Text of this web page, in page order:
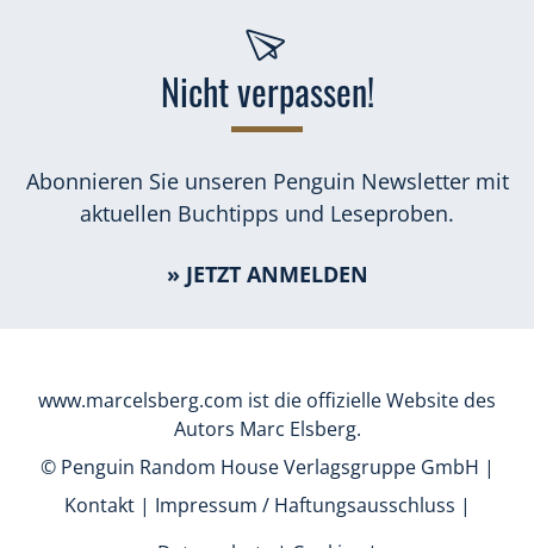
Nicht verpassen!
Abonnieren Sie unseren Penguin Newsletter mit
aktuellen Buchtipps und Leseproben.
» JETZT ANMELDEN
www.marcelsberg.com ist die offizielle Website des
Autors Marc Elsberg.
© Penguin Random House Verlagsgruppe GmbH |
Kontakt| Impressum / Haftungsausschluss |